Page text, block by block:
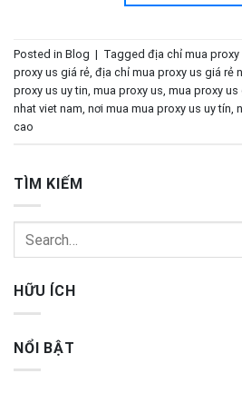
Posted in Blog | Tagged địa chỉ mua
proxy us giá rẻ địa chỉ mua proxy us giá rẻ
proxy us uy tin mua proxy us mua proxy us
nhat viet nam nơi mua mua proxy us uy tín
cao
TÌM KIẾM
HỮU ÍCH
NỔI BẬT